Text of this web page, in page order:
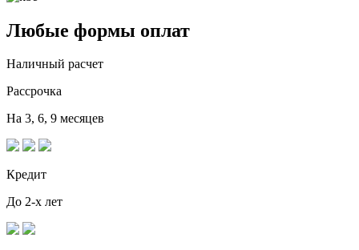
Любые формы оплат
Наличный расчет
Рассрочка
На 3, 6, 9 месяцев
Кредит
До 2-х лет